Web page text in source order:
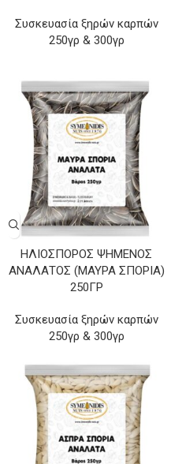
Συσκευασία ξηρών καρπών
250γρ & 300γρ
ΗΛΙΌΣΠΟΡΟΣ ΨΗΜΈΝΟΣ
ΑΝΆΛΑΤΟΣ (ΜΑΎΡΑ ΣΠΌΡΙΑ)
250ΓΡ
Συσκευασία ξηρών καρπών
250γρ & 300γρ